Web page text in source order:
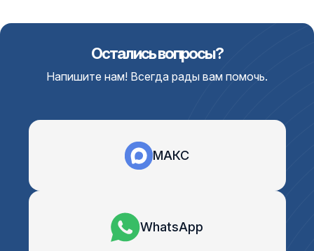
Остались вопросы?
Напишите нам! Всегда рады вам помочь.
WhatsApp
МАКС